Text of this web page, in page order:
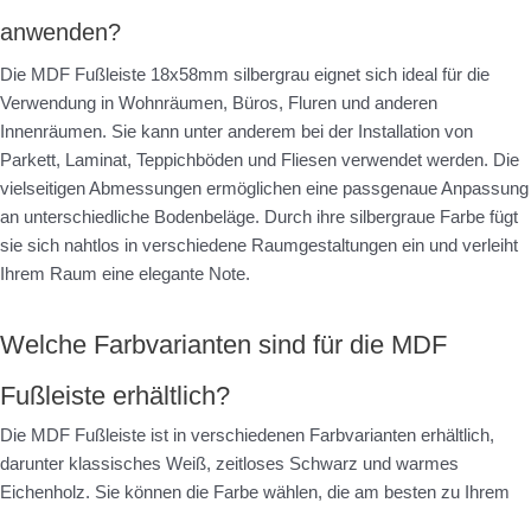
anwenden?
Die MDF Fußleiste 18x58mm silbergrau eignet sich ideal für die
Verwendung in Wohnräumen, Büros, Fluren und anderen
Innenräumen. Sie kann unter anderem bei der Installation von
Parkett, Laminat, Teppichböden und Fliesen verwendet werden. Die
vielseitigen Abmessungen ermöglichen eine passgenaue Anpassung
an unterschiedliche Bodenbeläge. Durch ihre silbergraue Farbe fügt
sie sich nahtlos in verschiedene Raumgestaltungen ein und verleiht
Ihrem Raum eine elegante Note.
Welche Farbvarianten sind für die MDF
Fußleiste erhältlich?
Die MDF Fußleiste ist in verschiedenen Farbvarianten erhältlich,
darunter klassisches Weiß, zeitloses Schwarz und warmes
Eichenholz. Sie können die Farbe wählen, die am besten zu Ihrem